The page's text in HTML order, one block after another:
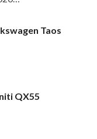
Taos
QX55